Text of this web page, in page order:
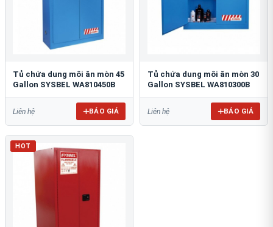
Tủ chứa dung môi ăn mòn 45
Gallon SYSBEL WA810450B
Liên hệ BÁO GIÁ
Tủ chứa dung môi ăn mòn 30
Gallon SYSBEL WA810300B
Liên hệ BÁO GIÁ
HOT